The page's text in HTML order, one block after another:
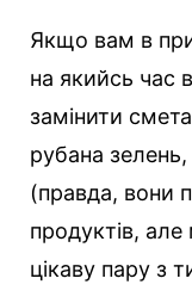
Якщо вам в
на якийсь час
замінити
рубана
(правда, вони
продуктів,
цікаву пару з